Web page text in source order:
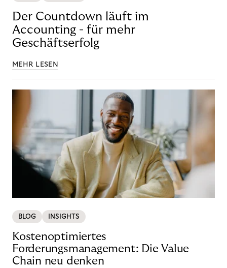
Der Countdown läuft im
Accounting - für mehr
Geschäftserfolg
MEHR LESEN
BLOG INSIGHTS
Kostenoptimiertes
Forderungsmanagement: Die Value
Chain neu denken